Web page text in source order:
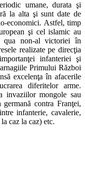
umane, durata şi
la alta şi sunt date de
economici. Astfel, timp
şi cel islamic au
qua non-al victoriei în
realizate pe direcţia
infanteriei şi
Primului Război
excelenţa în afacerile
diferitelor arme.
invaziilor mongole sau
contra Franţei,
infanterie, cavalerie,
caz la caz) etc.